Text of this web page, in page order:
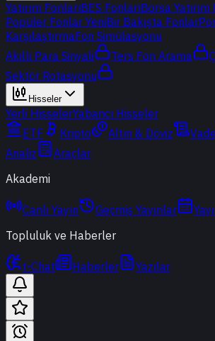
Yatırım FonlarıBES FonlarıBorsa Yatırım
Popüler Fonlar YeniBir Bakışta Fonlar
KarşılaştırmaFon Simülasyonu
Akıllı Para Sinyali
Ters Fon Arama
Sektör Rotasyonu
Hisseler
Yerli HisselerYabancı Hisseler
ETF
Kripto Altın & Döviz
Analiz
Araçlar
Akademi
Canlı Yayın Geçmiş Yayınlar
Topluluk ve Haberler
t-Chat Haberler Yazılar